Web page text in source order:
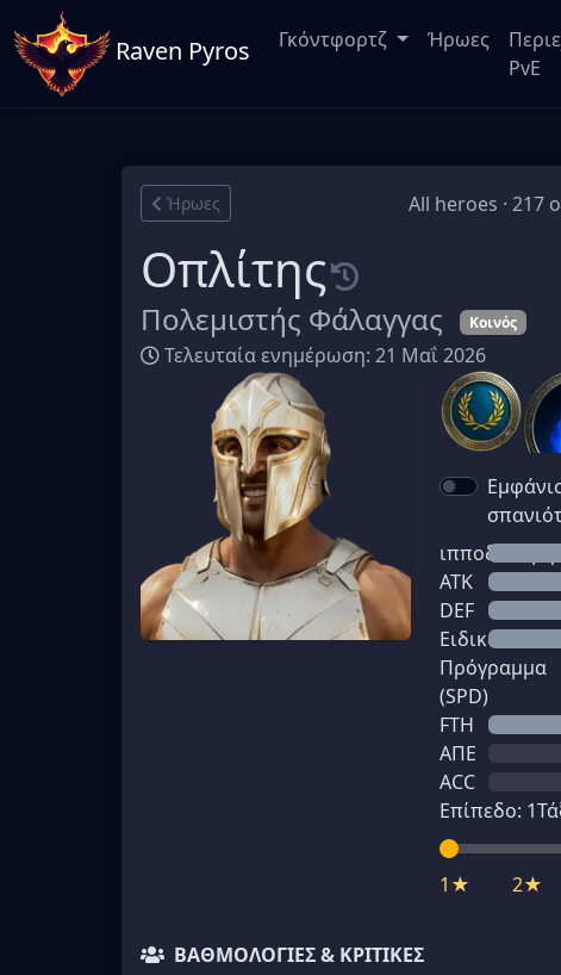
Raven Pyros Γκόντφορτζ Ήρωες
PvE
Ήρωες All heroes · 217
Οπλίτης
Πολεμιστής Φάλαγγας Κοινός
Τελευταία ενημέρωση: 21 Μαΐ 2026
ιπποδύναμη
ATK
DEF
Ειδικό
Πρόγραμμα
(SPD)
FTH
ΑΠΕ
ACC
Επίπεδο: 1
1★ 2★
ΒΑΘΜΟΛΟΓΊΕΣ & ΚΡΙΤΙΚΈΣ